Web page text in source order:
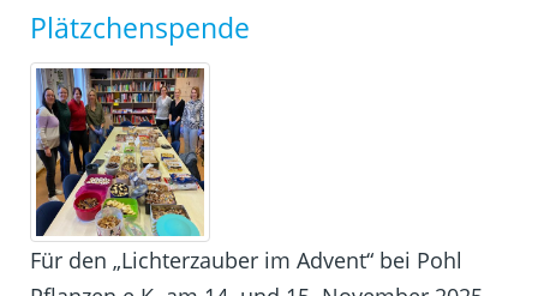
Plätzchenspende
Für den „Lichterzauber im Advent“ bei Pohl